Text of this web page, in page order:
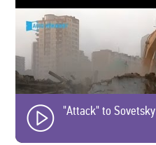
"Attack" to Sovetsky